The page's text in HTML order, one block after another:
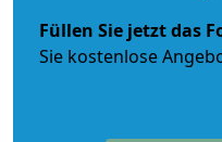
Füllen Sie jetzt das
Sie kostenlose